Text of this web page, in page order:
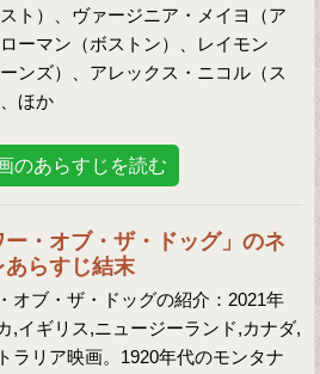
ト）、ヴァージニア・メイヨ（ア
ーマン（ボストン）、レイモン
ンズ）、アレックス・ニコル（ス
ほか
のあらすじを読む
ー・オブ・ザ・ドッグ」のネ
あらすじ結末
オブ・ザ・ドッグの紹介：2021年
,イギリス,ニュージーランド,カナダ,
ラリア映画。1920年代のモンタナ